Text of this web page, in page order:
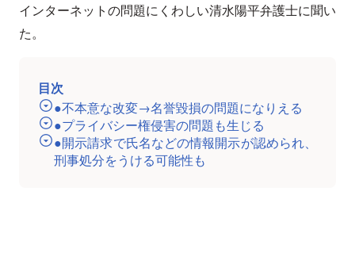
インターネットの問題にくわしい清水陽平弁護士に聞い
た。
目次
●不本意な改変→名誉毀損の問題になりえる
●プライバシー権侵害の問題も生じる
●開示請求で氏名などの情報開示が認められ、
刑事処分をうける可能性も